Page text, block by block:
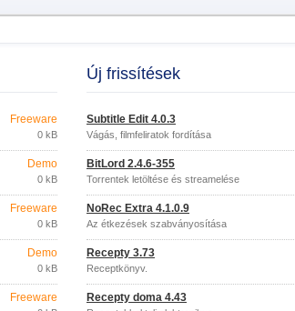
Freeware
0 kB
Demo
0 kB
Freeware
0 kB
Demo
0 kB
Freeware
Új frissítések
Subtitle Edit 4.0.3
Vágás, filmfeliratok fordítása
BitLord 2.4.6-355
Torrentek letöltése és streamelése
NoRec Extra 4.1.0.9
Az étkezések szabványosítása
Recepty 3.73
Receptkönyv.
Recepty doma 4.43